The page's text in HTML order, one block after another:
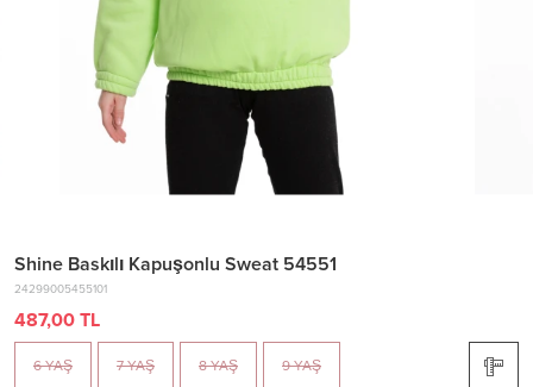
Shine Baskılı Kapuşonlu Sweat 54551
24299005455101
487,00 TL
6 YAŞ 7 YAŞ 8 YAŞ 9 YAŞ